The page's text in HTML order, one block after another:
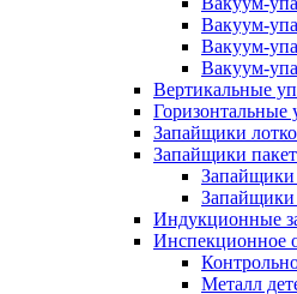
Вакуум-
Вакуум-
Вакуум-
Вертикальные
Запайщики
Запайщики
Запайщики
Индукционные
Инспекционное
Металл